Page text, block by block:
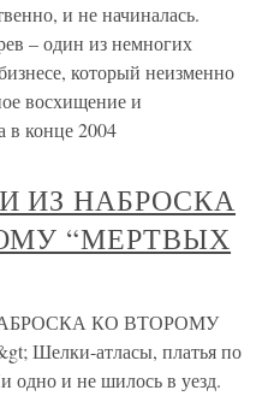
и не начиналась.
– один из немногих
который неизменно
восхищение и
в конце 2004
ИЗ НАБРОСКА
“МЕРТВЫХ
КО ВТОРОМУ
атласы, платья по
одно и не шилось в уезд.